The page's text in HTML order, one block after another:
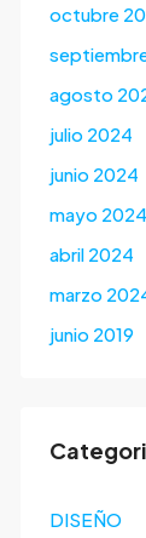
octubre
agosto
julio 2024
junio 2024
mayo 2024
abril 2024
marzo
junio 2019
DISEÑO